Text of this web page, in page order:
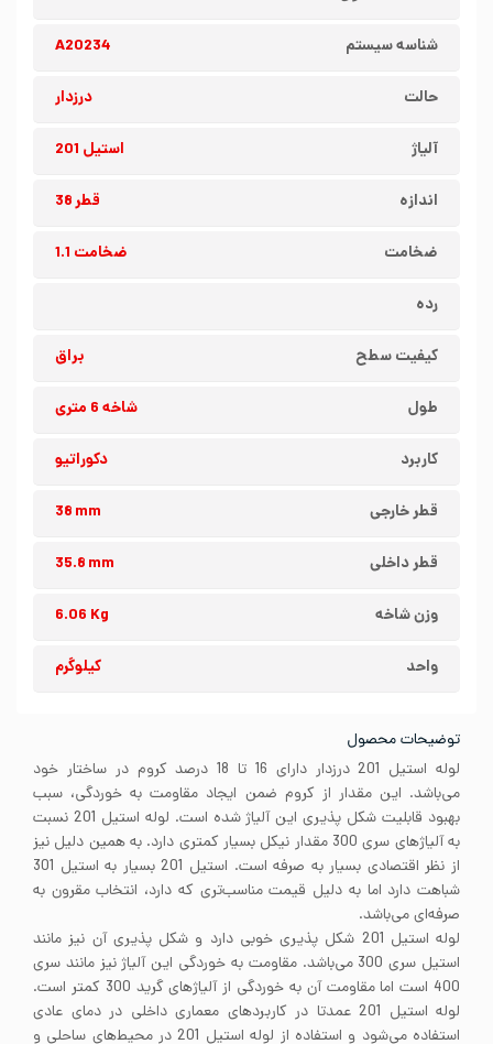
شناسه سیستم A20234
حالت درزدار
آلیاژ استیل 201
اندازه قطر 38
ضخامت ضخامت 1.1
رده
کیفیت سطح براق
طول شاخه 6 متری
کاربرد دکوراتیو
قطر خارجی 38 mm
قطر داخلی 35.8 mm
وزن شاخه 6.06 Kg
واحد کیلوگرم
توضیحات محصول
لوله استیل 201 درزدار دارای 16 تا 18 درصد کروم در ساختار خود
می‌باشد. این مقدار از کروم ضمن ایجاد مقاومت به خوردگی، سبب
بهبود قابلیت شکل پذیری این آلیاژ شده است. لوله استیل 201 نسبت
به آلیاژهای سری 300 مقدار نیکل بسیار کمتری دارد. به همین دلیل نیز
از نظر اقتصادی بسیار به صرفه است. استیل 201 بسیار به استیل 301
شباهت دارد اما به دلیل قیمت مناسب‌تری که دارد، انتخاب مقرون به
صرفه‌ای می‌باشد.
لوله استیل 201 شکل پذیری خوبی دارد و شکل پذیری آن نیز مانند
استیل سری 300 می‌باشد. مقاومت به خوردگی این آلیاژ نیز مانند سری
400 است اما مقاومت آن به خوردگی از آلیاژهای گرید 300 کمتر است.
لوله استیل 201 عمدتا در کاربردهای معماری داخلی در دمای عادی
استفاده می‌شود و استفاده از لوله استیل 201 در محیط‌های ساحلی و